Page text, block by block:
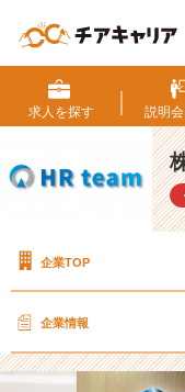
求人を探す 説明
企業TOP
企業情報